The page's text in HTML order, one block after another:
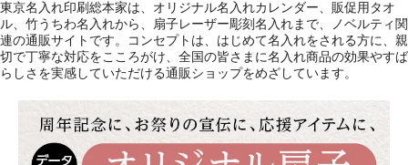
東京名入れ印刷総本家は、オリジナル名入れカレンダー、販促用タオ
ル、竹うちわ名入れから、扇子レーザー彫刻名入れまで、ノベルティ関
連の通販サイトです。コンセプトは、はじめて名入れをされる方に、親
切で丁寧な対応をこころがけ、全国の皆さまに名入れ商品の効果やすば
らしさを実感していただける通販ショップをめざしています。